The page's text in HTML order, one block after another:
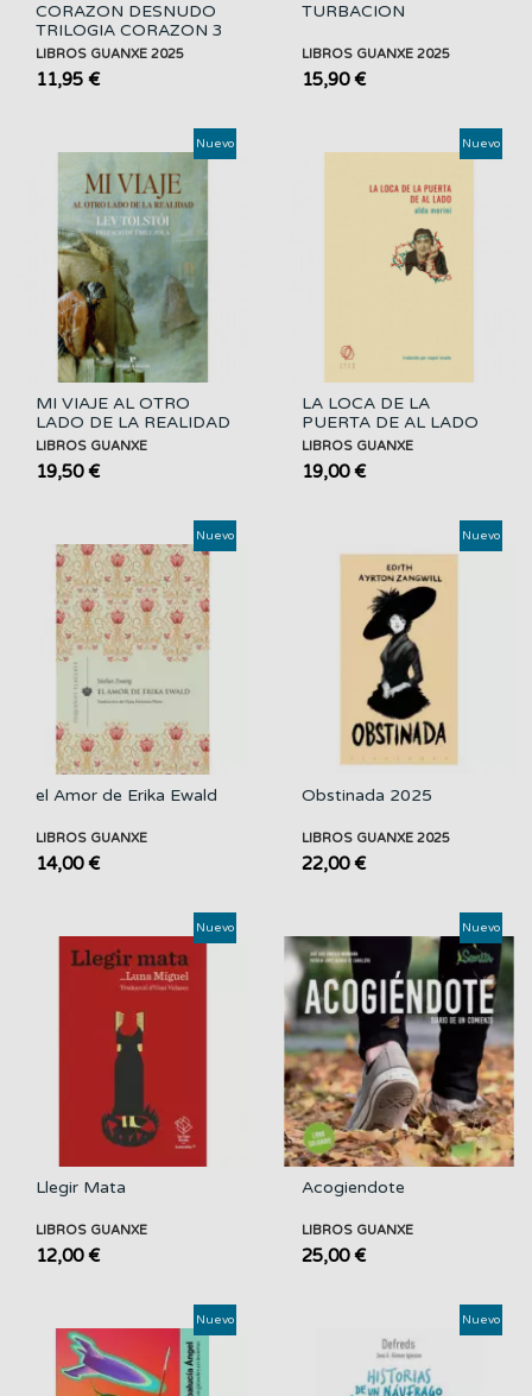
CORAZON DESNUDO
TRILOGIA CORAZON 3
LIBROS GUANXE 2025
11,95 €
TURBACION
LIBROS GUANXE 2025
15,90 €
MI VIAJE AL OTRO
LADO DE LA REALIDAD
LIBROS GUANXE
19,50 €
Nuevo
LA LOCA DE LA
PUERTA DE AL LADO
LIBROS GUANXE
19,00 €
Nuevo
el Amor de Erika Ewald
LIBROS GUANXE
14,00 €
Nuevo
Obstinada 2025
LIBROS GUANXE 2025
22,00 €
Nuevo
Llegir Mata
LIBROS GUANXE
12,00 €
Nuevo
Acogiendote
LIBROS GUANXE
25,00 €
Nuevo
Nuevo Nuevo